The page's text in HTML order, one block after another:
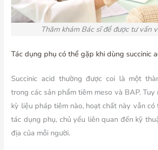
Thăm khám Bác sĩ để được tư vấn
Tác dụng phụ có thể gặp khi dùng succinic
Succinic acid thường được coi là một
trong các sản phẩm tiêm meso và BAP. Tuy
kỳ liệu pháp tiêm nào, hoạt chất này vẫn
tác dụng phụ, chủ yếu liên quan đến kỹ
địa của mỗi người.